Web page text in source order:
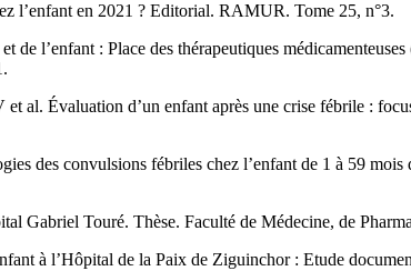
l’enfant en 2021 ? Editorial. RAMUR. Tome 25, n°3.
l’enfant : Place des thérapeutiques
Évaluation d’un enfant après une crise fébrile :
des convulsions fébriles chez l’enfant de 1 à 59
Gabriel Touré. Thèse. Faculté de Médecine, de
à l’Hôpital de la Paix de Ziguinchor : Etude